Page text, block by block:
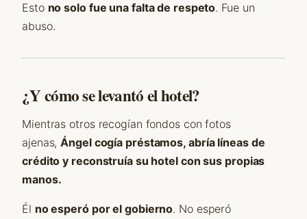
Esto no solo fue una falta de respeto. Fue un
abuso.
¿Y cómo se levantó el hotel?
Mientras otros recogían fondos con fotos
ajenas,Ángel cogía préstamos, abría líneas de
crédito y reconstruía su hotel con sus propias
manos.
Él no esperó por el gobierno. No esperó